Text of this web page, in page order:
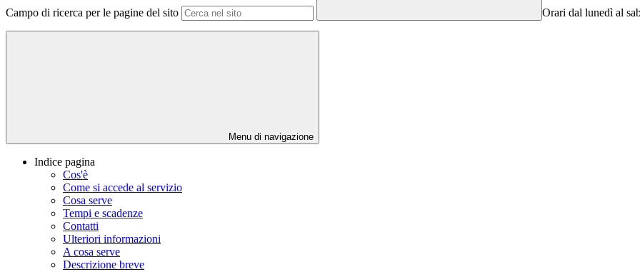
Campo di ricerca per le pagine del sito Orari dal lunedì al
Menu di navigazione
Indice pagina
Cos'è
Come si accede al servizio
Cosa serve
Tempi e scadenze
Contatti
Ulteriori informazioni
A cosa serve
Descrizione breve